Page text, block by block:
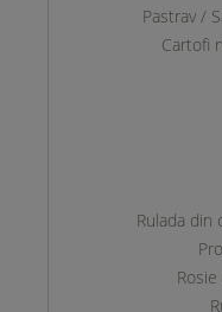
Pastrav /
Cartofi
Rulada din